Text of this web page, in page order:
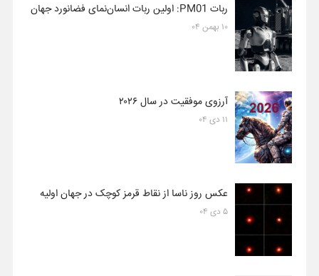
ربات PM01: اولین ربات انسان‌نمای فضانورد جهان
۱۰ بهمن ۰۴
آرزوی موفقیت در سال ۲۰۲۶
۱۱ دی ۰۴
عکس روز ناسا از نقاط قرمز کوچک در جهان اولیه
۵ دی ۰۴